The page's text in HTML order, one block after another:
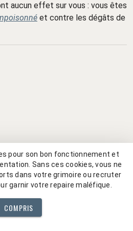
aucun effet sur vous : vous êtes
et contre les dégâts de
pour son bon fonctionnement et
Sans ces cookies, vous ne
dans votre grimoire ou recruter
garnir votre repaire maléfique.
COMPRIS